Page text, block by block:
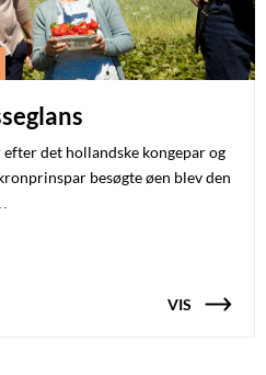
efter det hollandske kongepar og
besøgte øen blev den
VIS